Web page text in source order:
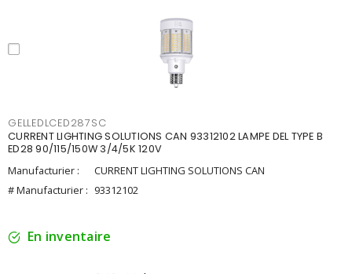
GELLEDLCED287SC
CURRENT LIGHTING SOLUTIONS CAN 93312102 LAMPE DEL TYPE B
ED28 90/115/150W 3/4/5K 120V
Manufacturier :
CURRENT LIGHTING SOLUTIONS CAN
# Manufacturier : 93312102
En inventaire